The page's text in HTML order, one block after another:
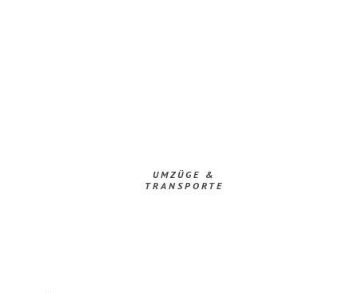
UMZÜGE &
TRANSPORTE